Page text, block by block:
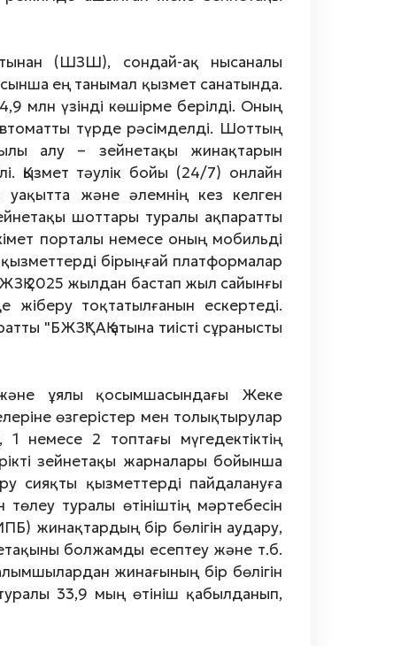
(ШЗШ), сондай-ақ нысаналы
ең танымал қызмет санатында.
үзінді көшірме берілді. Оның
түрде рәсімделді. Шоттың
алу – зейнетақы жинақтарын
Қызмет тәулік бойы (24/7) онлайн
және әлемнің кез келген
шоттары туралы ақпаратты
порталы немесе оның мобильді
бірыңғай платформалар
2025 жылдан бастап жыл сайынғы
жіберу тоқтатылғанын ескертеді.
"БЖЗҚ" АҚ атына тиісті сұранысты
ұялы қосымшасындағы Жеке
өзгерістер мен толықтырулар
немесе 2 топтағы мүгедектіктің
зейнетақы жарналары бойынша
сияқты қызметтерді пайдалануға
туралы өтініштің мәртебесін
жинақтардың бір бөлігін аудару,
болжамды есептеу және т.б.
жинағының бір бөлігін
33,9 мың өтініш қабылданып,